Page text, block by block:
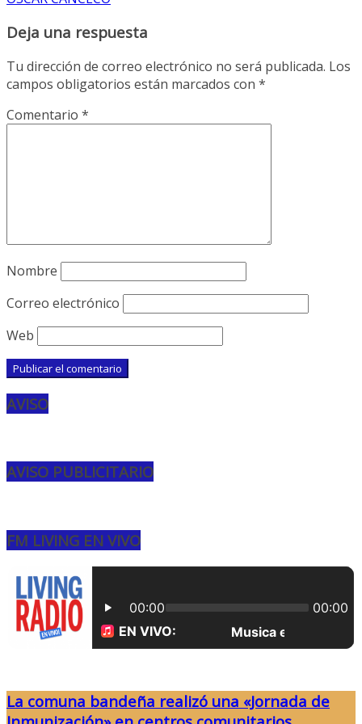
Deja una respuesta
Tu dirección de correo electrónico no será publicada. Los
campos obligatorios están marcados con *
Comentario *
Nombre
Correo electrónico
Web
AVISO
AVISO PUBLICITARIO
FM LIVING EN VIVO
La comuna bandeña realizó una «Jornada de